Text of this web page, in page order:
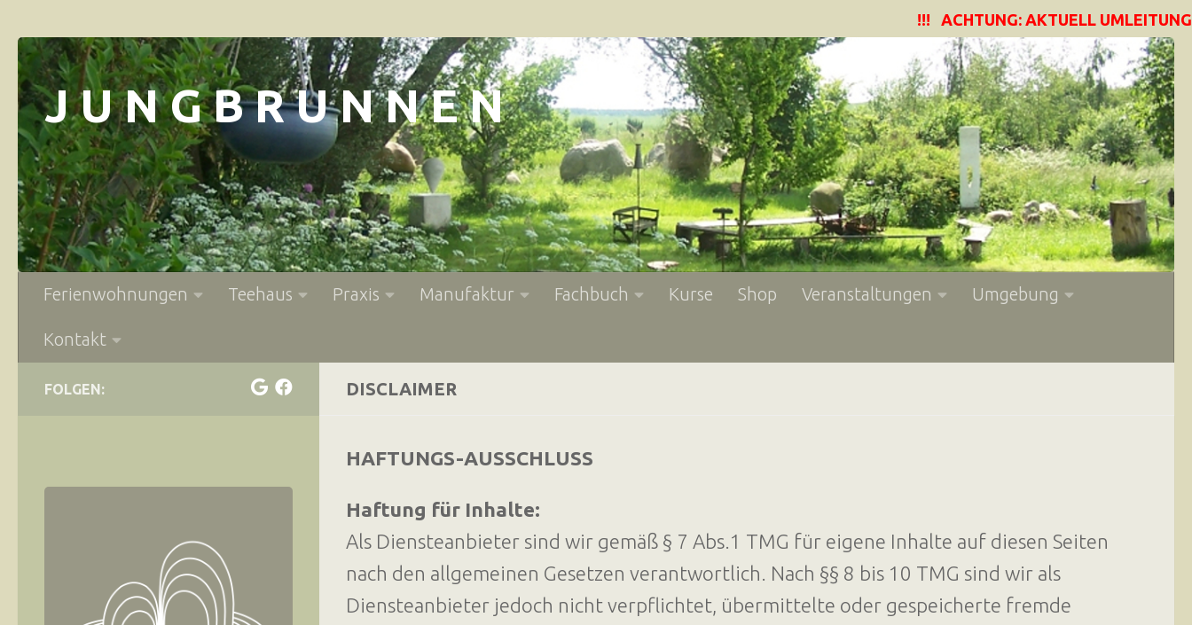
!!! ACHTUNG: AKTUELL UMLEITUNG
J U N G B R U N N E N
Ferienwohnungen Teehaus Praxis Manufaktur Fachbuch Kurse Shop Veranstaltungen Umgebung
Kontakt
DISCLAIMER
HAFTUNGS-AUSSCHLUSS
Haftung für Inhalte:
Als Diensteanbieter sind wir gemäß § 7 Abs.1 TMG für eigene Inhalte auf diesen Seiten
nach den allgemeinen Gesetzen verantwortlich. Nach §§ 8 bis 10 TMG sind wir als
Diensteanbieter jedoch nicht verpflichtet, übermittelte oder gespeicherte fremde
FOLGEN: